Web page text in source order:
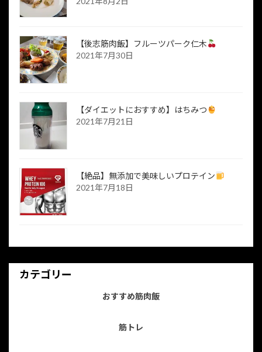
【後志筋肉飯】フルーツパーク仁木
2021年7月30日
【ダイエットにおすすめ】はちみつ
2021年7月21日
【絶品】無添加で美味しいプロテイン
2021年7月18日
カテゴリー
おすすめ筋肉飯
筋トレ